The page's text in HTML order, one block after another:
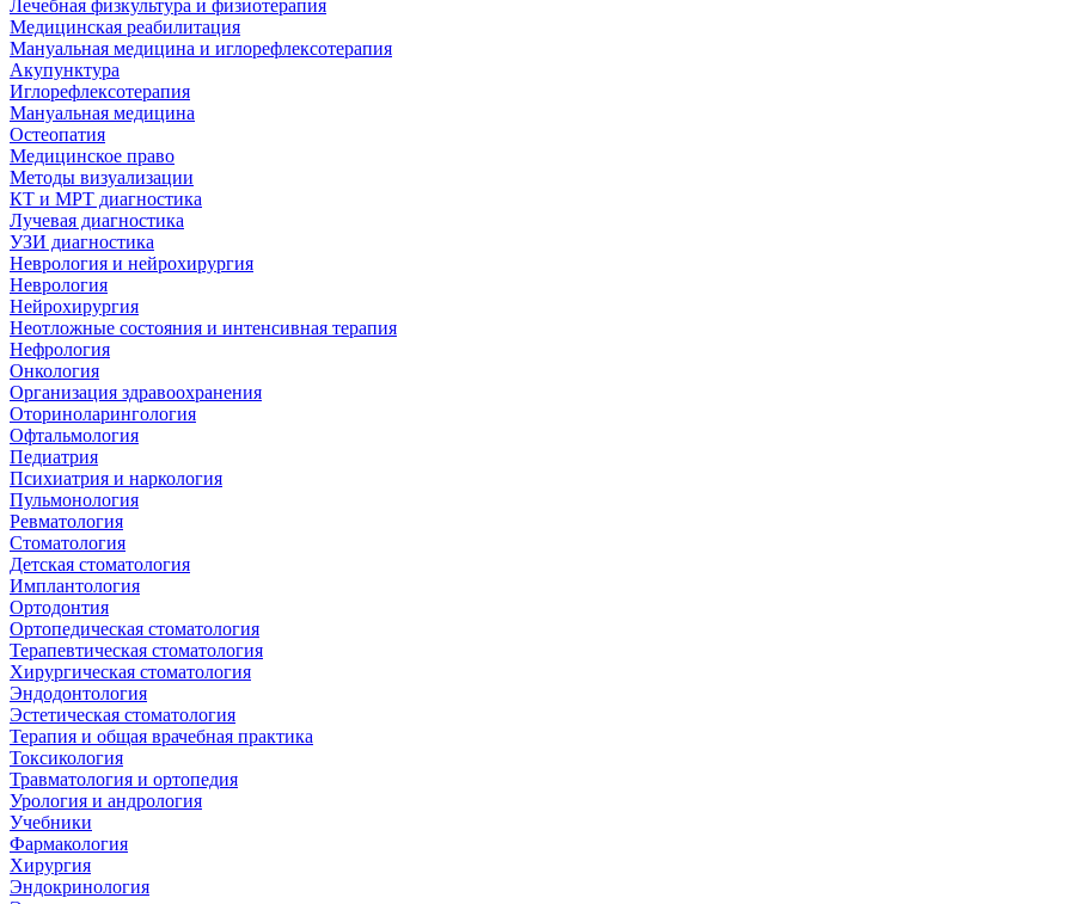
Лечебная физкультура и физиотерапия
Медицинская реабилитация
Мануальная медицина и иглорефлексотерапия
Акупунктура
Иглорефлексотерапия
Мануальная медицина
Остеопатия
Медицинское право
Методы визуализации
КТ и МРТ диагностика
Лучевая диагностика
УЗИ диагностика
Неврология и нейрохирургия
Неврология
Нейрохирургия
Неотложные состояния и интенсивная терапия
Нефрология
Онкология
Организация здравоохранения
Оториноларингология
Офтальмология
Педиатрия
Психиатрия и наркология
Пульмонология
Ревматология
Стоматология
Детская стоматология
Имплантология
Ортодонтия
Ортопедическая стоматология
Терапевтическая стоматология
Хирургическая стоматология
Эндодонтология
Эстетическая стоматология
Терапия и общая врачебная практика
Токсикология
Травматология и ортопедия
Урология и андрология
Учебники
Фармакология
Хирургия
Эндокринология